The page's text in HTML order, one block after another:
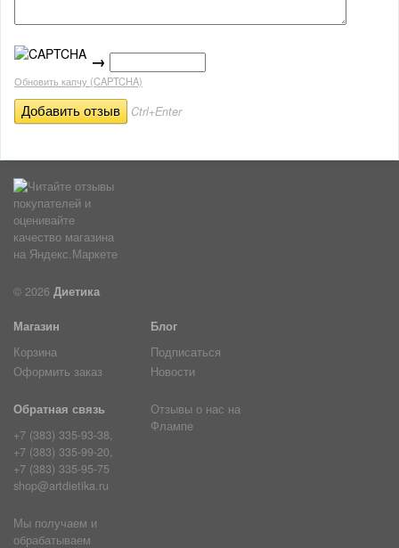
→
Обновить капчу (CAPTCHA)
Ctrl+Enter
© 2026 Диетика
Магазин
Корзина
Оформить заказ
Блог
Подписаться
Новости
Обратная связь
+7 (383) 335-93-38,
+7 (383) 335-99-20,
+7 (383) 335-95-75
shop@artdietika.ru
Отзывы о нас на
Флампе
Мы получаем и
обрабатываем